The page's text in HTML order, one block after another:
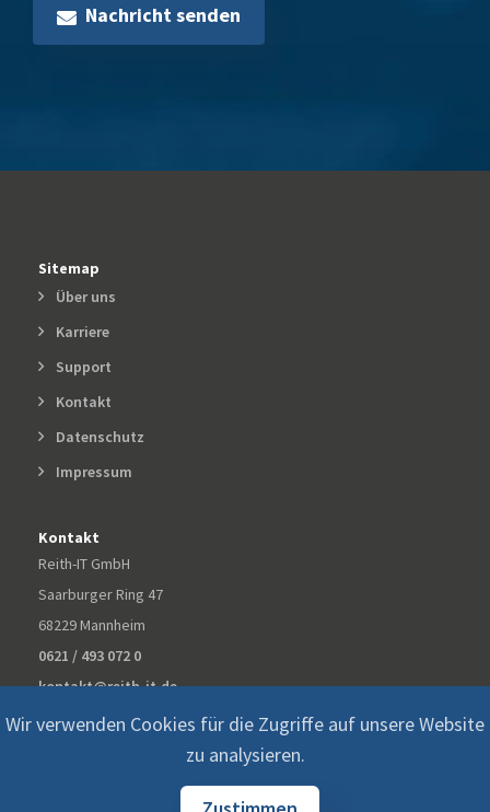
Nachricht senden
Sitemap
Über uns
Karriere
Support
Kontakt
Datenschutz
Impressum
Kontakt
Reith-IT GmbH
Saarburger Ring 47
68229 Mannheim
0621 / 493 072 0
kontakt@reith-it.de
Wir verwenden Cookies für die Zugriffe auf unsere Website
zu analysieren.